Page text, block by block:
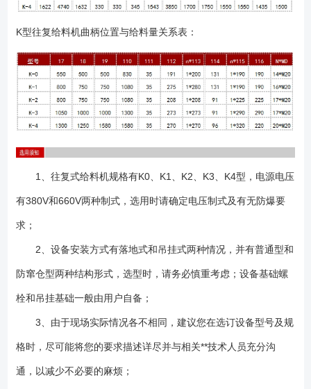
K型往复给料机曲柄位置与给料量关系表：
1、往复式给料机规格有K0、K1、K2、K3、K4型，电源电压
有380V和660V两种制式，选用时请确定电压制式及有无防爆要
求；
2、设备安装方式有落地式和吊挂式两种情况，并有普通型和
防窜仓型两种结构形式，选型时，请务必慎重考虑；设备基础螺
栓和吊挂基础一般由用户自备；
3、由于现场实际情况各不相同，建议您在选订设备型号及规
格时，尽可能将您的要求描述详尽并与相关**技术人员充分沟
通，以减少不必要的麻烦；